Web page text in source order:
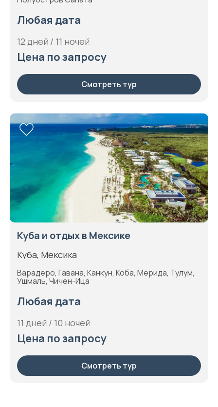
Любая дата
12 дней / 11 ночей
Цена по запросу
Смотреть тур
Куба и отдых в Мексике
Куба, Мексика
Варадеро, Гавана, Канкун, Коба, Мерида, Тулум,
Ушмаль, Чичен-Ица
Любая дата
11 дней / 10 ночей
Цена по запросу
Смотреть тур